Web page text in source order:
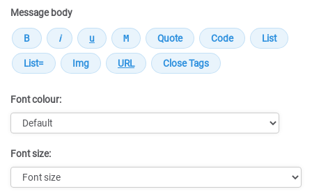
Message body
Font colour:
Font size: